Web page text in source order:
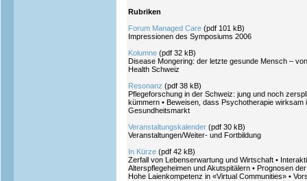
Rubriken
Forum Managed Care (pdf 101 kB)
Impressionen des Symposiums 2006
Kolumne (pdf 32 kB)
Disease Mongering: der letzte gesunde Mensch –
Health Schweiz
Resonanz (pdf 38 kB)
Pflegeforschung in der Schweiz: jung und noch
kümmern • Beweisen, dass Psychotherapie wirksam
Gesundheitsmarkt
Veranstaltungskalender (pdf 30 kB)
Veranstaltungen/Weiter- und Fortbildung
In Kürze (pdf 42 kB)
Zerfall von Lebenserwartung und Wirtschaft •
Alterspflegeheimen und Akutspitälern • Prognosen
Hohe Laienkompetenz in «Virtual Communities» •